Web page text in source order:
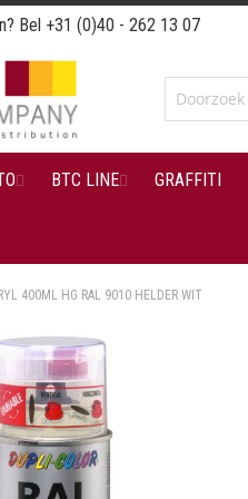
Bel +31 (0)40 - 262 13 07
BTC LINE GRAFFITI
400ML HG RAL 9010 HELDER WIT